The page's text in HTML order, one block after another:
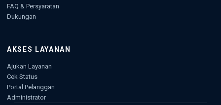
FAQ & Persyaratan
Dukungan
AKSES LAYANAN
Ajukan Layanan
Cek Status
Portal Pelanggan
Administrator